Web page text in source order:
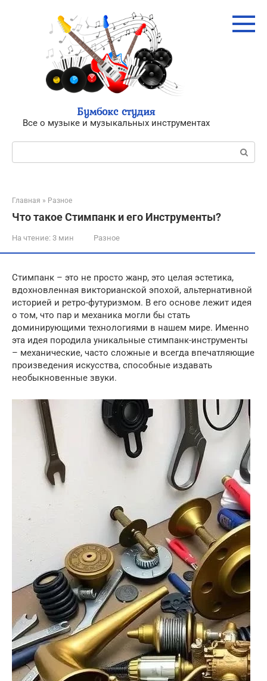
Бумбокс студия
Все о музыке и музыкальных инструментах
Поиск:
Главная » Разное
Что такое Стимпанк и его Инструменты?
На чтение: 3 мин Разное
Стимпанк – это не просто жанр, это целая эстетика,
вдохновленная викторианской эпохой, альтернативной
историей и ретро-футуризмом. В его основе лежит идея
о том, что пар и механика могли бы стать
доминирующими технологиями в нашем мире. Именно
эта идея породила уникальные стимпанк-инструменты
– механические, часто сложные и всегда впечатляющие
произведения искусства, способные издавать
необыкновенные звуки.